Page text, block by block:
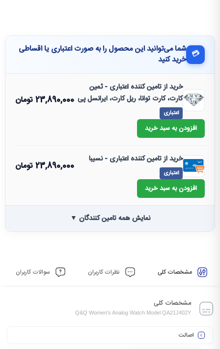
💳 شما می‌توانید این محصول را به صورت اعتباری یا اقساطی
خرید کنید
خرید از تامین کننده اعتباری - ثمین
کارت، کارت توانا، ریل کارت، ایرانسل پی
اعتباری
23,890,000تومان
افزودن به سبد خرید
خرید از تامین کننده اعتباری - نسیبا
اعتباری
23,890,000تومان
افزودن به سبد خرید
نمایش همه تامین کنندگان ▼
مشخصات کلی نظرات کاربران سوالات کاربران
مشخصات کلی
Q&Q Women's Analog Watch Model QA21J402Y
اصالت